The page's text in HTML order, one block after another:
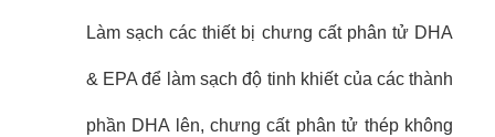
Làm sạch các thiết bị chưng cất phân tử DHA
& EPA để làm sạch độ tinh khiết của các thành
phần DHA lên, chưng cất phân tử thép không